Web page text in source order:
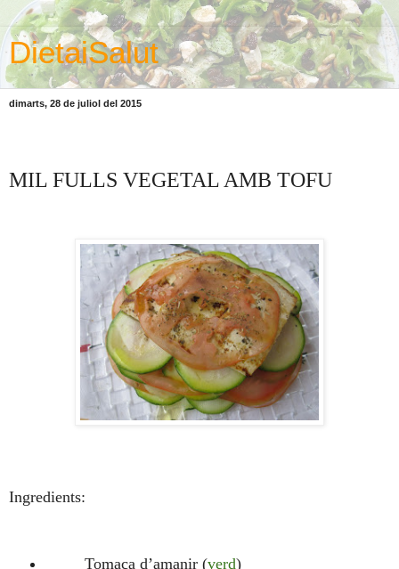
DietaiSalut
dimarts, 28 de juliol del 2015
MIL FULLS VEGETAL AMB TOFU
Ingredients:
Tomaca d’amanir (verd)